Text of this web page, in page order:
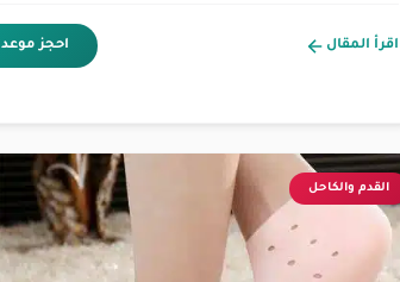
اقرأ المقال احجز موعد
القدم والكاحل